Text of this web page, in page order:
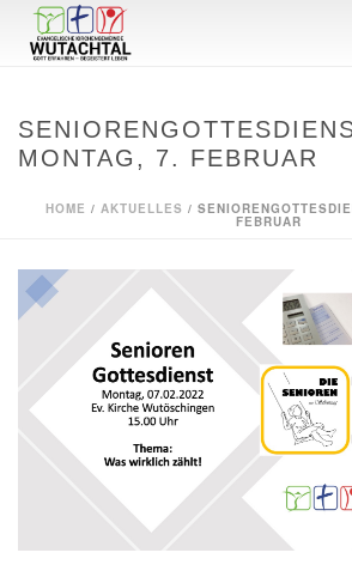
MONTAG, 7. FEBRUAR
HOME / AKTUELLES /
FEBRUAR